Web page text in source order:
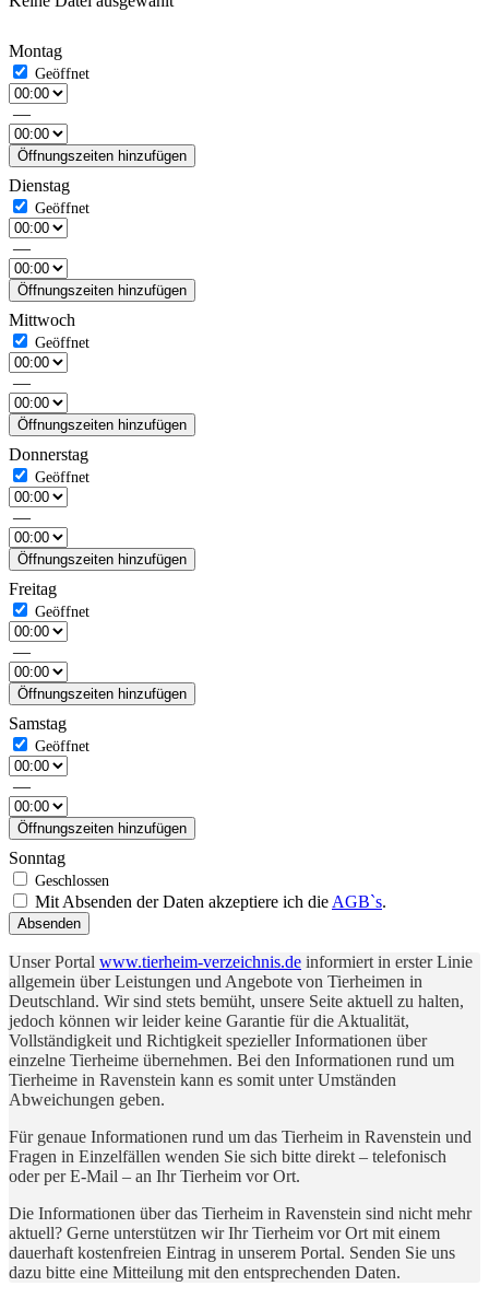
Montag
—
Öffnungszeiten hinzufügen
Dienstag
—
Öffnungszeiten hinzufügen
Mittwoch
—
Öffnungszeiten hinzufügen
Donnerstag
—
Öffnungszeiten hinzufügen
Freitag
—
Öffnungszeiten hinzufügen
Samstag
—
Öffnungszeiten hinzufügen
Sonntag
Mit Absenden der Daten akzeptiere ich die AGB`s.
Absenden
Unser Portal www.tierheim-verzeichnis.de informiert in erster Linie
allgemein über Leistungen und Angebote von Tierheimen in
Deutschland. Wir sind stets bemüht, unsere Seite aktuell zu halten,
jedoch können wir leider keine Garantie für die Aktualität,
Vollständigkeit und Richtigkeit spezieller Informationen über
einzelne Tierheime übernehmen. Bei den Informationen rund um
Tierheime in Ravenstein kann es somit unter Umständen
Abweichungen geben.
Für genaue Informationen rund um das Tierheim in Ravenstein und
Fragen in Einzelfällen wenden Sie sich bitte direkt – telefonisch
oder per E-Mail – an Ihr Tierheim vor Ort.
Die Informationen über das Tierheim in Ravenstein sind nicht mehr
aktuell? Gerne unterstützen wir Ihr Tierheim vor Ort mit einem
dauerhaft kostenfreien Eintrag in unserem Portal. Senden Sie uns
dazu bitte eine Mitteilung mit den entsprechenden Daten.